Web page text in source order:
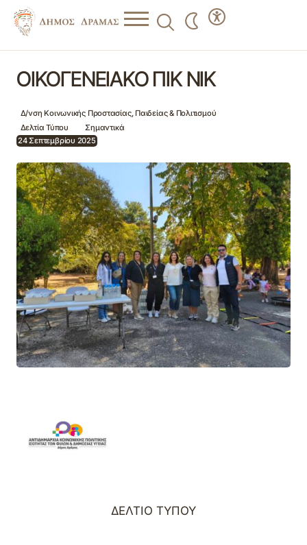
ΟΙΚΟΓΕΝΕΙΑΚΟ ΠΙΚ ΝΙΚ
Δ/νση Κοινωνικής Προστασίας, Παιδείας & Πολιτισμού
Δελτία Τύπου
Σημαντικά
24 Σεπτεμβρίου 2025
ΔΕΛΤΙΟ ΤΥΠΟΥ